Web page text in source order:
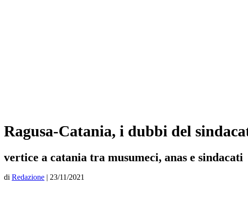
Ragusa-Catania, i dubbi del
vertice a catania tra musumeci, anas e sindacati
di Redazione | 23/11/2021